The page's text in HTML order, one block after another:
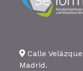
Calle
Madrid.